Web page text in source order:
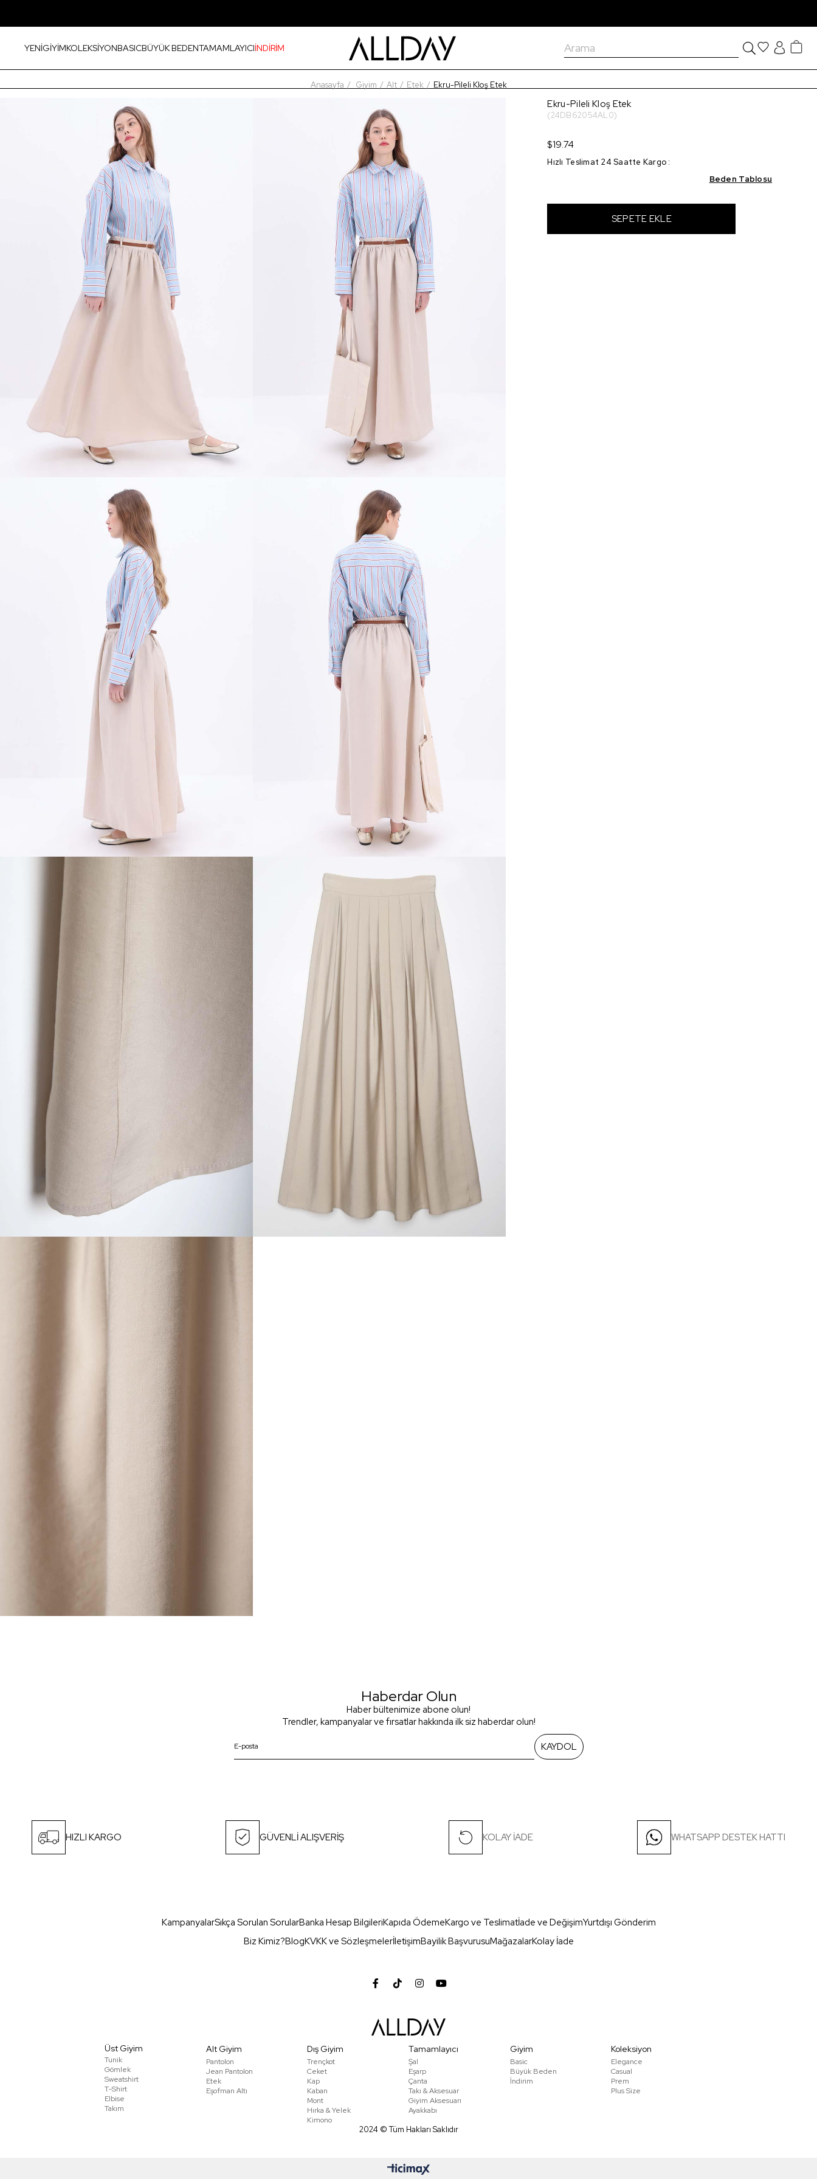
YENİGİYİMKOLEKSİYONBASICBÜYÜK BEDENTAMAMLAYICIİNDİRİM
Anasayfa Giyim Alt Etek Ekru-Pileli Kloş Etek
Ekru-Pileli Kloş Etek
(24DB62054AL0)
$19.74
Hızlı Teslimat 24 Saatte Kargo :
Beden Tablosu
Haberdar Olun
Haber bültenimize abone olun!
Trendler, kampanyalar ve fırsatlar hakkında ilk siz haberdar olun!
KAYDOL
HIZLI KARGO GÜVENLİ ALIŞVERİŞ KOLAY İADE WHATSAPP DESTEK HATTI
KampanyalarSıkça Sorulan SorularBanka Hesap BilgileriKapıda ÖdemeKargo ve Teslimatİade ve DeğişimYurtdışı Gönderim
Biz Kimiz?BlogKVKK ve SözleşmelerİletişimBayilik BaşvurusuMağazalarKolay İade
Üst Giyim
Tunik
Gömlek
Sweatshirt
T-Shirt
Elbise
Takım
Alt Giyim
Pantolon
Jean Pantolon
Etek
Eşofman Altı
Dış Giyim
Trençkot
Ceket
Kap
Kaban
Mont
Hırka & Yelek
Kimono
Tamamlayıcı
Şal
Eşarp
Çanta
Takı & Aksesuar
Giyim Aksesuarı
Ayakkabı
Giyim
Basic
Büyük Beden
İndirim
Koleksiyon
Elegance
Casual
Prem
Plus Size
2024 © Tüm Hakları Saklıdır